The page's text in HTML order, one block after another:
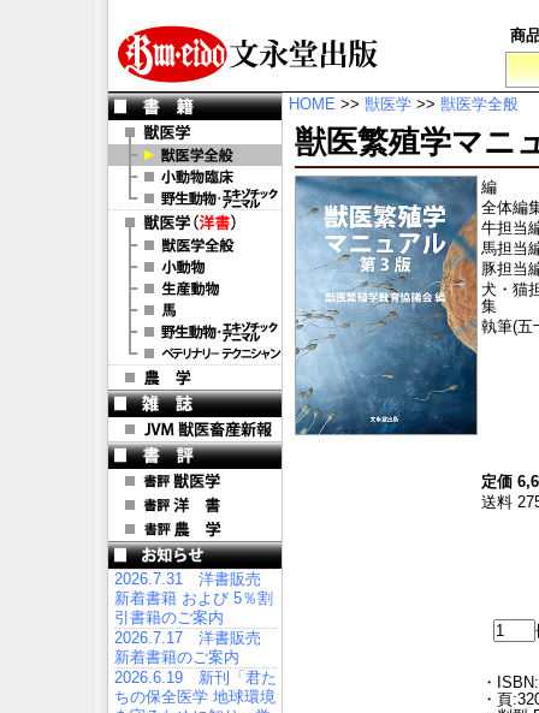
商
2026.7.31 洋書販売
新着書籍 および 5％割
引書籍のご案内
2026.7.17 洋書販売
新着書籍のご案内
2026.6.19 新刊「君た
ちの保全医学 地球環境
HOME >> 獣医学 >> 獣医学全般
獣医繁殖学マニ
編
全体編
牛担当
馬担当
豚担当
犬・猫
集
執筆(五
定価
送料
・
・頁